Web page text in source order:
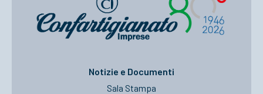
Notizie e Documenti
Sala Stampa